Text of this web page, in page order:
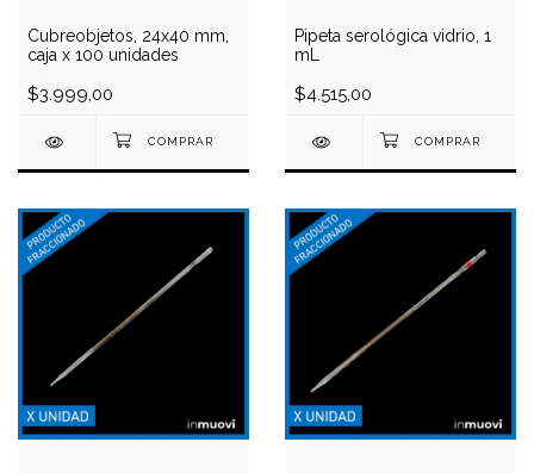
Cubreobjetos, 24x40 mm,
caja x 100 unidades
$3.999,00
Pipeta serológica vidrio, 1
mL
$4.515,00